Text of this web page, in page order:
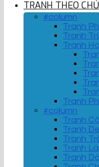
TRANH THEO
#column
Tranh
Tranh
Tranh
Tranh
#column
Tranh
Tranh
Tranh
Tranh
Tranh